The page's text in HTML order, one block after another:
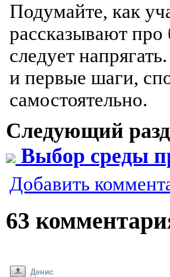
Подумайте, как
рассказывают
следует
и первые шаги,
самостоятельно.
Следующий
Выбор среды
Добавить
63
Денис